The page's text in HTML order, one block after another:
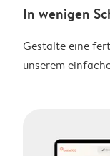
In wenigen
Gestalte eine
unserem